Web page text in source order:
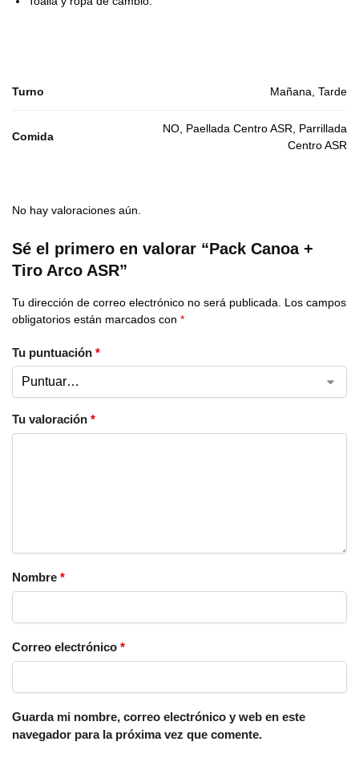
Turno Mañana, Tarde
Comida
NO, Paellada Centro ASR, Parrillada
Centro ASR
No hay valoraciones aún.
Sé el primero en valorar “Pack Canoa +
Tiro Arco ASR”
Tu dirección de correo electrónico no será publicada. Los campos
obligatorios están marcados con *
Tu puntuación *
Tu valoración *
Nombre *
Correo electrónico *
Guarda mi nombre, correo electrónico y web en este
navegador para la próxima vez que comente.